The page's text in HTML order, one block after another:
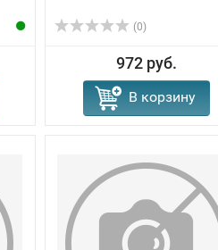
(0)
972 руб.
В корзину